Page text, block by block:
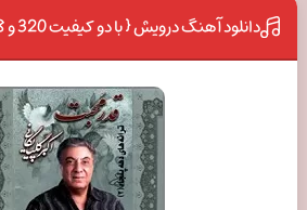
دانلود آهنگ درویش { با دو کیفیت 320 و 128 }